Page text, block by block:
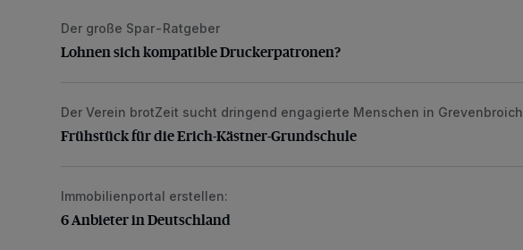
Lohnen sich kompatible Druckerpatronen?
Der große Spar-Ratgeber
Lohnen sich kompatible Druckerpatronen?
Frühstück für die Erich-Kästner-Grundschule
Der Verein brotZeit sucht dringend engagierte Menschen in Grevenbroich
Frühstück für die Erich-Kästner-Grundschule
6 Anbieter in Deutschland
Immobilienportal erstellen:
6 Anbieter in Deutschland